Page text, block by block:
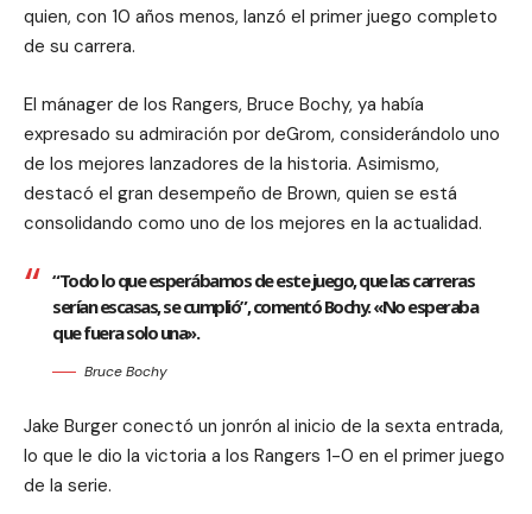
quien, con 10 años menos, lanzó el primer juego completo
de su carrera.
El mánager de los Rangers, Bruce Bochy, ya había
expresado su admiración por deGrom, considerándolo uno
de los mejores lanzadores de la historia. Asimismo,
destacó el gran desempeño de Brown, quien se está
consolidando como uno de los mejores en la actualidad.
“Todo lo que esperábamos de este juego, que las carreras
serían escasas, se cumplió”, comentó Bochy. «No esperaba
que fuera solo una».
Bruce Bochy
Jake Burger conectó un jonrón al inicio de la sexta entrada,
lo que le dio la victoria a los Rangers 1-0 en el primer juego
de la serie.